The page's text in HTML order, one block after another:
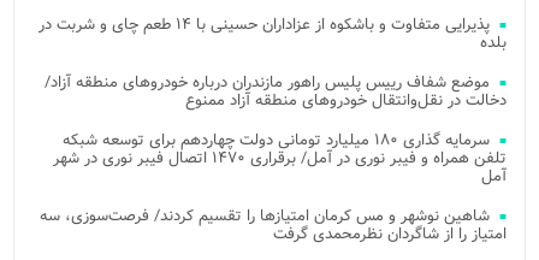
پذیرایی متفاوت و باشکوه از عزاداران حسینی با ۱۴ طعم چای و شربت در
بلده
موضع شفاف رییس پلیس راهور مازندران درباره خودروهای منطقه آزاد/
دخالت در نقل‌وانتقال خودروهای منطقه آزاد ممنوع
سرمایه گذاری ۱۸۰ میلیارد تومانی دولت چهاردهم برای توسعه شبکه
تلفن همراه و فیبر نوری در آمل/ برقراری ۱۴۷۰ اتصال فیبر نوری در شهر
آمل
شاهین نوشهر و مس کرمان امتیازها را تقسیم کردند/ فرصت‌سوزی، سه
امتیاز را از شاگردان نظرمحمدی گرفت